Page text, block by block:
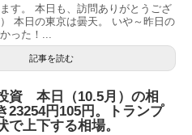
す。 本日も、訪問ありがとうござ
本日の東京は曇天。 いや～昨日の
った！...
記事を読む
資 本日（10.5月）の相
23254円105円。トランプ
で上下する相場。